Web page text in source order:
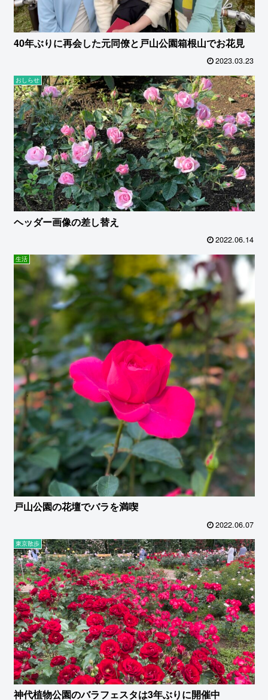
40年ぶりに再会した元同僚と戸山公園箱根山でお花見
2023.03.23
おしらせ
ヘッダー画像の差し替え
2022.06.14
生活
戸山公園の花壇でバラを満喫
2022.06.07
東京散歩
神代植物公園のバラフェスタは3年ぶりに開催中